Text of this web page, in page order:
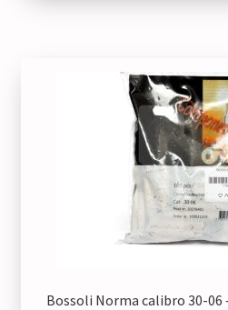
Bossoli Norma calibro 30-06